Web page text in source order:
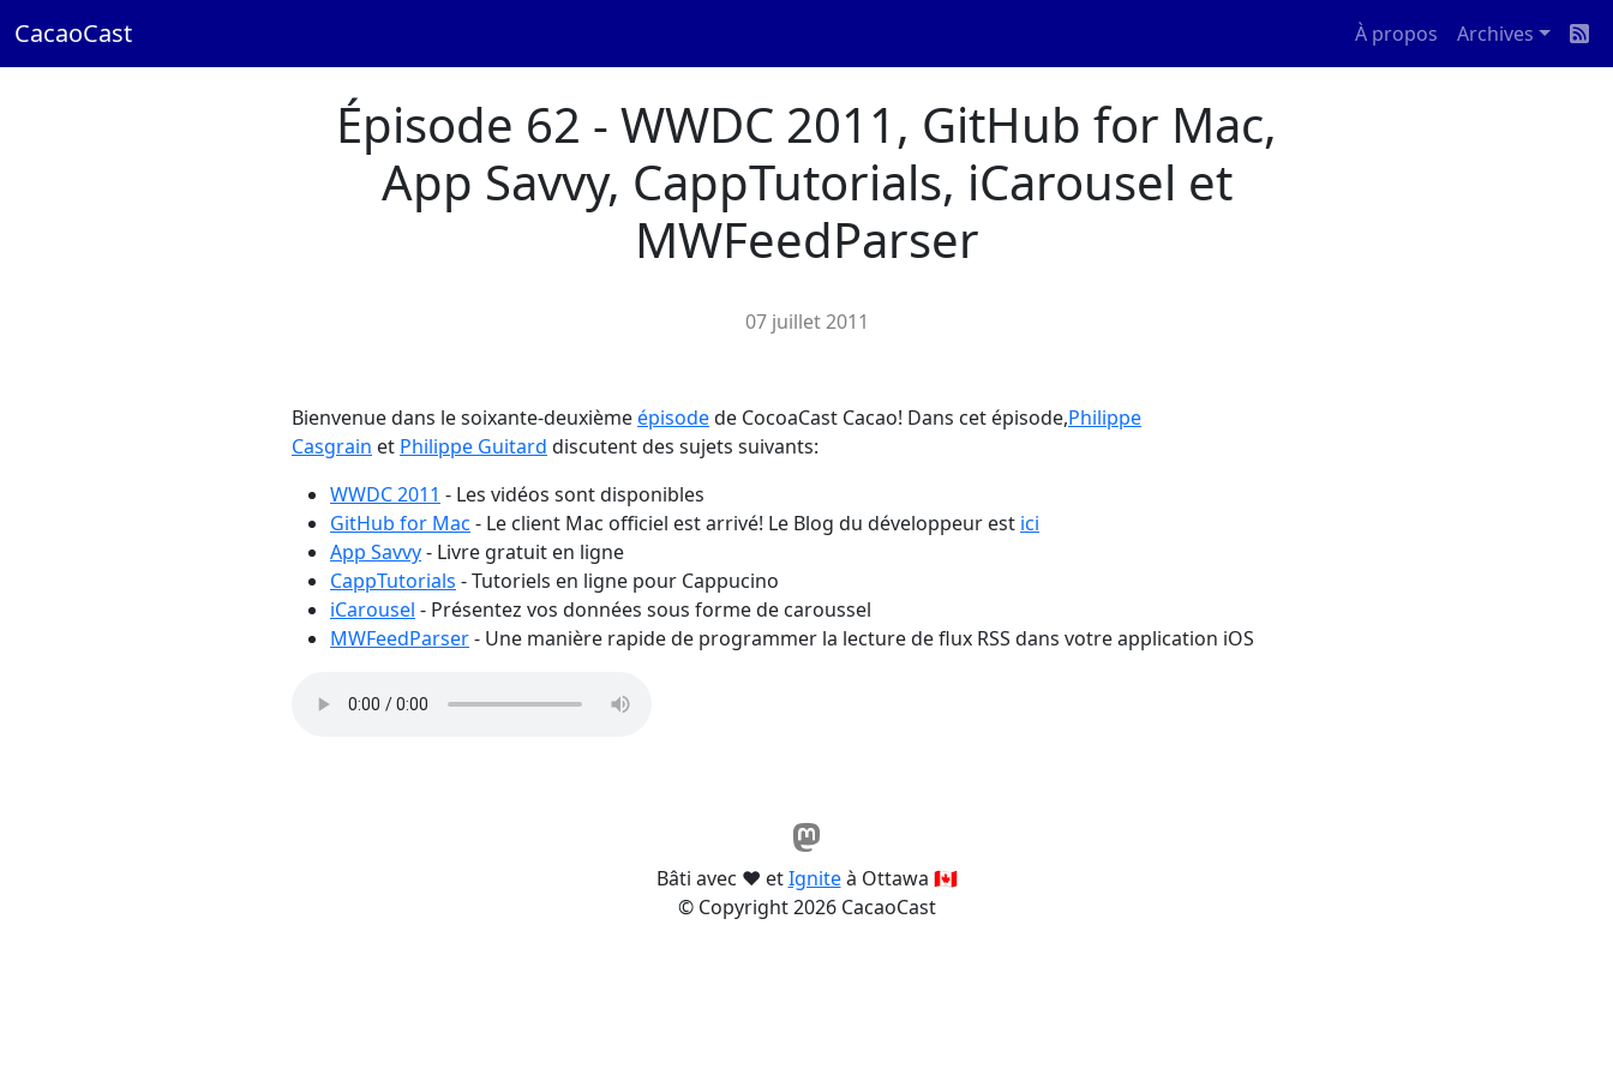
CacaoCast À propos Archives
Épisode 62 - WWDC 2011, GitHub for Mac,
App Savvy, CappTutorials, iCarousel et
MWFeedParser
07 juillet 2011
Bienvenue dans le soixante-deuxièmeépisodede CocoaCast Cacao! Dans cet épisode,Philippe
Casgrain et Philippe Guitard discutent des sujets suivants:
WWDC 2011 - Les vidéos sont disponibles
GitHub for Mac - Le client Mac officiel est arrivé! Le Blog du développeur est ici
App Savvy- Livre gratuit en ligne
CappTutorials - Tutoriels en ligne pour Cappucino
iCarousel - Présentez vos données sous forme de caroussel
MWFeedParser- Une manière rapide de programmer la lecture de flux RSS dans votre application iOS
Bâti avec ❤️ etIgniteà Ottawa 🇨🇦
© Copyright 2026 CacaoCast